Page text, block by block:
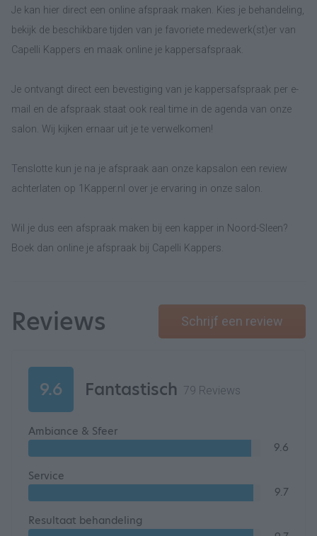
Je kan hier direct een online afspraak maken. Kies je behandeling,
bekijk de beschikbare tijden van je favoriete medewerk(st)er van
Capelli Kappers en maak online je kappersafspraak.
Je ontvangt direct een bevestiging van je kappersafspraak per e-
mail en de afspraak staat ook real time in de agenda van onze
salon. Wij kijken ernaar uit je te verwelkomen!
Tenslotte kun je na je afspraak aan onze kapsalon een review
achterlaten op 1Kapper.nl over je ervaring in onze salon.
Wil je dus een afspraak maken bij een kapper in Noord-Sleen?
Boek dan online je afspraak bij Capelli Kappers.
Reviews Schrijf een review
9.6 Fantastisch 79 Reviews
Ambiance & Sfeer
9.6
Service
9.7
Resultaat behandeling